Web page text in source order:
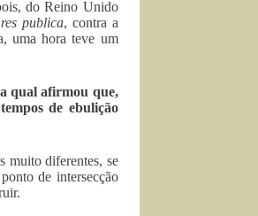
do Reino Unido
res publica, contra a
uma hora teve um
qual afirmou que,
de ebulição
muito diferentes, se
de intersecção